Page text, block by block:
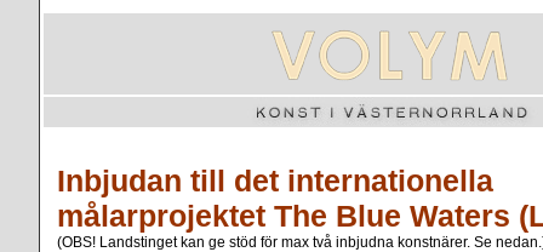
Inbjudan till det internationella
målarprojektet The Blue Waters
(OBS! Landstinget kan ge stöd för max två inbjudna konstnärer. Se